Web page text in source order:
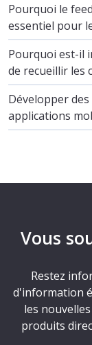
Pourquoi le
essentiel pour
Pourquoi est-il
de recueillir les
Développer
applications
Vous
Restez
d'information
les
produits